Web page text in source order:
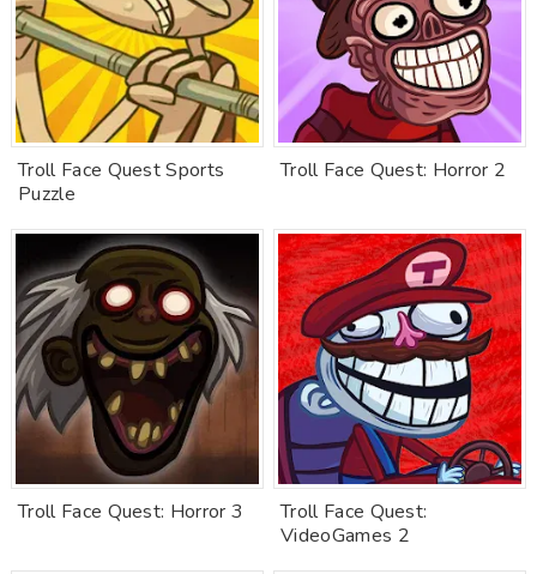
Troll Face Quest Sports
Puzzle
Troll Face Quest: Horror 2
Troll Face Quest: Horror 3
Troll Face Quest:
VideoGames 2